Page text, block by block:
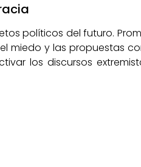
políticos del futuro.
miedo y las propuestas
los discursos